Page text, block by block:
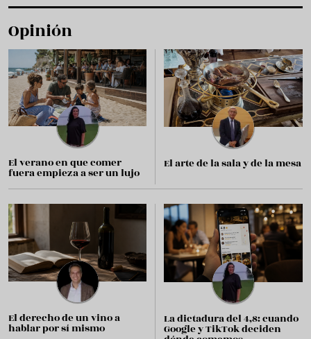
Opinión
El verano en que comer
fuera empieza a ser un lujo
El arte de la sala y de la mesa
El derecho de un vino a
hablar por sí mismo
La dictadura del 4,8: cuando
Google y TikTok deciden